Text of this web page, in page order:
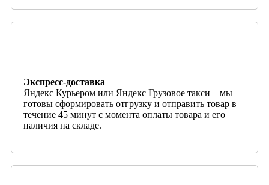
Экспресс-доставка
Яндекс Курьером или Яндекс Грузовое такси – мы
готовы сформировать отгрузку и отправить товар в
течение 45 минут с момента оплаты товара и его
наличия на складе.